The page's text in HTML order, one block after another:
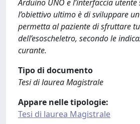
Arduino UNO e l’interfaccia utente
l’obiettivo ultimo è di sviluppare
permetta al paziente di sfruttare
dell’esoscheletro, secondo le
curante.
Tipo di documento
Tesi di laurea Magistrale
Appare nelle tipologie:
Tesi di laurea Magistrale